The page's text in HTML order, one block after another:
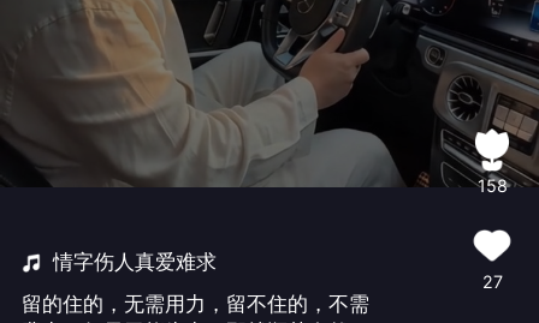
情字伤人真爱难求
留的住的，无需用力，留不住的，不需
158
27